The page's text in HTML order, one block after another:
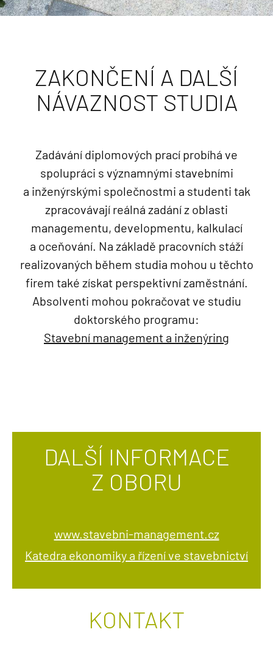
ZAKONČENÍ A DALŠÍ
NÁVAZNOST STUDIA
Zadávání diplomových prací probíhá ve
spolupráci s významnými stavebními
a inženýrskými společnostmi a studenti tak
zpracovávají reálná zadání z oblasti
managementu, developmentu, kalkulací
a oceňování. Na základě pracovních stáží
realizovaných během studia mohou u těchto
firem také získat perspektivní zaměstnání.
Absolventi mohou pokračovat ve studiu
doktorského programu:
Stavební management a inženýring
DALŠÍ INFORMACE
Z OBORU
www.stavebni-management.cz
Katedra ekonomiky a řízení ve stavebnictví
KONTAKT